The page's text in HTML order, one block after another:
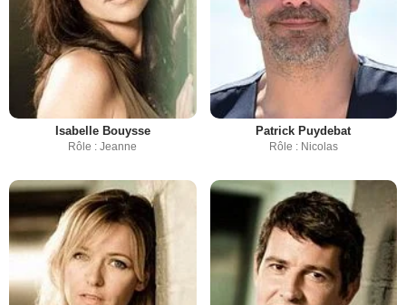
Isabelle Bouysse
Rôle : Jeanne
Patrick Puydebat
Rôle : Nicolas